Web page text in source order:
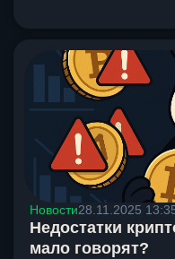
Новости28.11.2025
Недостатки
мало говорят?